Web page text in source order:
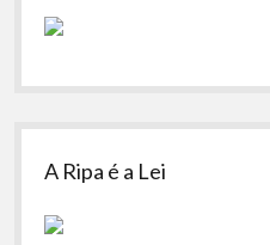
A Ripa é a Lei